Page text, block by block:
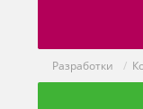
Разработки /